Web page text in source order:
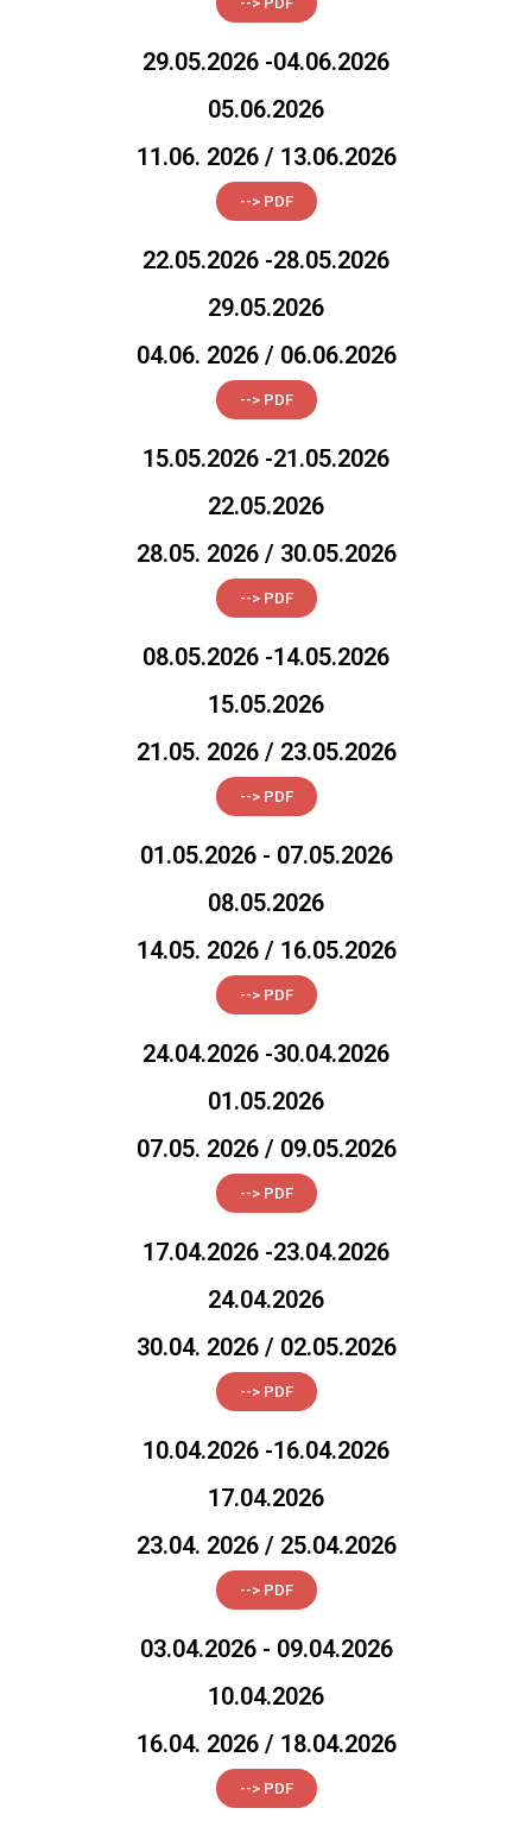
29.05.2026 -04.06.2026
05.06.2026
11.06. 2026 / 13.06.2026
--> PDF
22.05.2026 -28.05.2026
29.05.2026
04.06. 2026 / 06.06.2026
--> PDF
15.05.2026 -21.05.2026
22.05.2026
28.05. 2026 / 30.05.2026
--> PDF
08.05.2026 -14.05.2026
15.05.2026
21.05. 2026 / 23.05.2026
--> PDF
01.05.2026 - 07.05.2026
08.05.2026
14.05. 2026 / 16.05.2026
--> PDF
24.04.2026 -30.04.2026
01.05.2026
07.05. 2026 / 09.05.2026
--> PDF
17.04.2026 -23.04.2026
24.04.2026
30.04. 2026 / 02.05.2026
--> PDF
10.04.2026 -16.04.2026
17.04.2026
23.04. 2026 / 25.04.2026
--> PDF
03.04.2026 - 09.04.2026
10.04.2026
16.04. 2026 / 18.04.2026
--> PDF